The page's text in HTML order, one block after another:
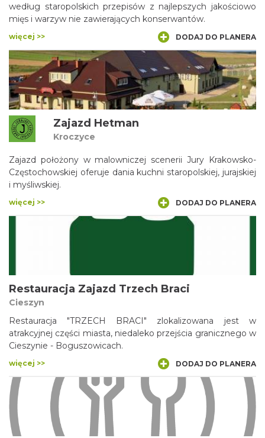
według staropolskich przepisów z najlepszych jakościowo
mięs i warzyw nie zawierających konserwantów.
więcej >> DODAJ DO PLANERA
Zajazd Hetman
Kroczyce
Zajazd położony w malowniczej scenerii Jury Krakowsko-
Częstochowskiej oferuje dania kuchni staropolskiej, jurajskiej
i myśliwskiej.
więcej >> DODAJ DO PLANERA
Restauracja Zajazd Trzech Braci
Cieszyn
Restauracja "TRZECH BRACI" zlokalizowana jest w
atrakcyjnej części miasta, niedaleko przejścia granicznego w
Cieszynie - Boguszowicach.
więcej >> DODAJ DO PLANERA